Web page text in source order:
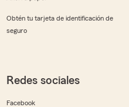
Obtén tu tarjeta de identificación de
seguro
Redes sociales
Facebook